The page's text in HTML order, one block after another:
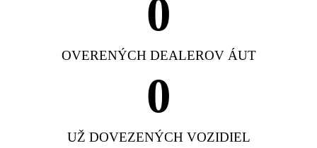
OVERENÝCH DEALEROV ÁUT
0
UŽ DOVEZENÝCH VOZIDIEL
0